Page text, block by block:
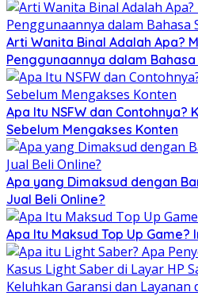
Arti Wanita Binal Adalah Apa?
Penggunaannya dalam
Apa Itu NSFW dan Contohnya?
Sebelum Mengakses Konten
Apa yang Dimaksud dengan
Jual Beli Online?
Apa Itu Maksud Top Up Game?